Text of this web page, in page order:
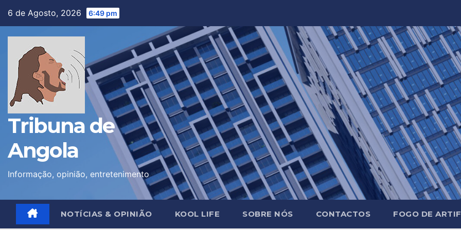
6 de Agosto, 2026 6:49 pm
Tribuna de
Angola
Informação, opinião, entretenimento
NOTÍCIAS & OPINIÃO KOOL LIFE SOBRE NÓS CONTACTOS FOGO DE